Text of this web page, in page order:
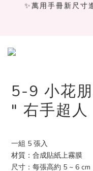
✨萬用手冊新尺寸
5-9 小花
" 右手超人
一組 5 張入
材質：合成貼紙上霧膜
尺寸：每張高約 5 ~ 6 cm